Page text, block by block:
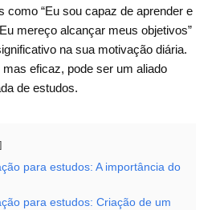
como “Eu sou capaz de aprender e
mereço alcançar meus objetivos”
na sua motivação diária.
eficaz, pode ser um aliado
de estudos.
para estudos: A importância do
para estudos: Criação de um